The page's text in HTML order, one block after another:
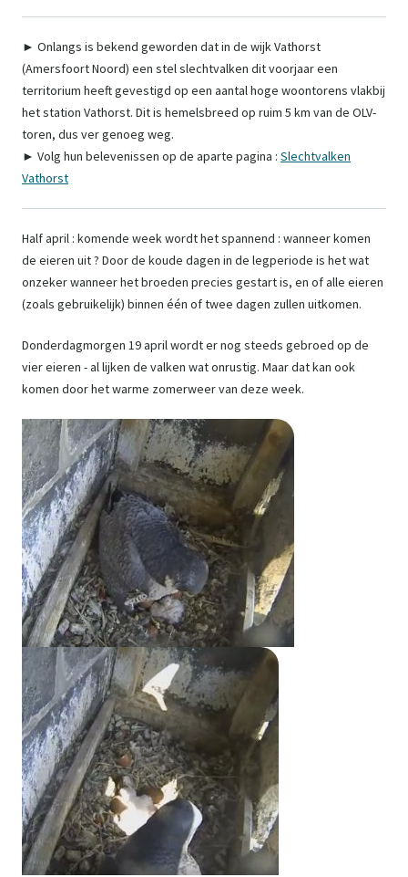
► Onlangs is bekend geworden dat in de wijk Vathorst
(Amersfoort Noord) een stel slechtvalken dit voorjaar een
territorium heeft gevestigd op een aantal hoge woontorens vlakbij
het station Vathorst. Dit is hemelsbreed op ruim 5 km van de OLV-
toren, dus ver genoeg weg.
► Volg hun belevenissen op de aparte pagina : Slechtvalken
Vathorst
Half april : komende week wordt het spannend : wanneer komen
de eieren uit ? Door de koude dagen in de legperiode is het wat
onzeker wanneer het broeden precies gestart is, en of alle eieren
(zoals gebruikelijk) binnen één of twee dagen zullen uitkomen.
Donderdagmorgen 19 april wordt er nog steeds gebroed op de
vier eieren - al lijken de valken wat onrustig. Maar dat kan ook
komen door het warme zomerweer van deze week.